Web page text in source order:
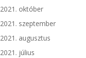
2021. október
2021. szeptember
2021. augusztus
2021. július